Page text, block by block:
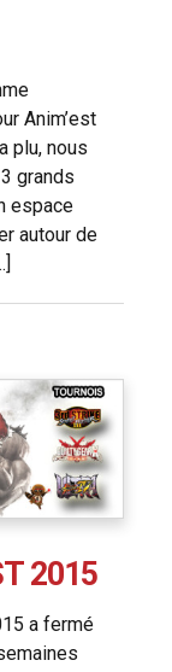
Anim’est
plu, nous
grands
espace
autour de
2015
a fermé